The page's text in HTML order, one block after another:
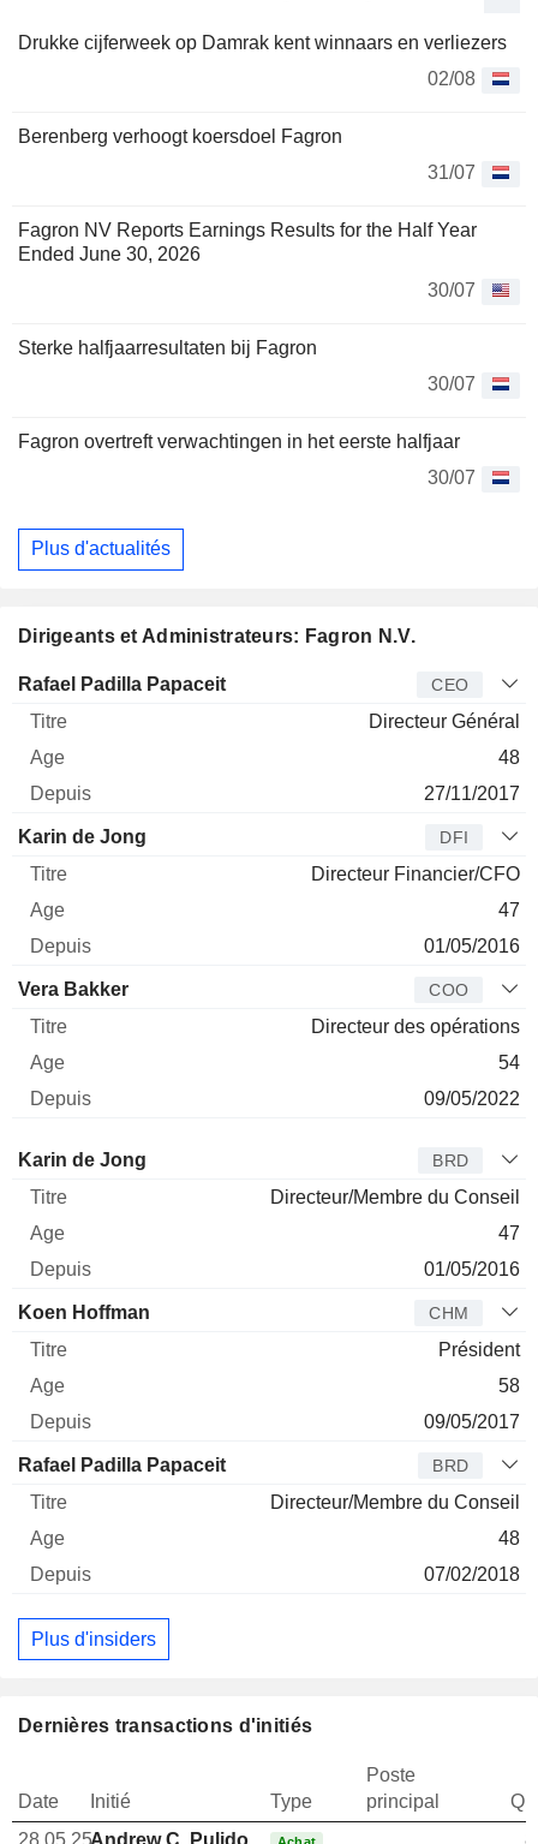
Drukke cijferweek op Damrak kent winnaars en verliezers
02/08
Berenberg verhoogt koersdoel Fagron
31/07
Fagron NV Reports Earnings Results for the Half Year
Ended June 30, 2026
30/07
Sterke halfjaarresultaten bij Fagron
30/07
Fagron overtreft verwachtingen in het eerste halfjaar
30/07
Plus d'actualités
Dirigeants et Administrateurs: Fagron N.V.
Dirigeant Titre Age Depuis
Rafael Padilla Papaceit CEO
Directeur Général
48
27/11/2017
Karin de Jong DFI
Directeur Financier/CFO
47
01/05/2016
Vera Bakker COO
Directeur des opérations
54
09/05/2022
Administrateur
Karin de Jong BRD
Directeur/Membre du Conseil
47
01/05/2016
Koen Hoffman CHM
Président
58
09/05/2017
Rafael Padilla Papaceit BRD
Directeur/Membre du Conseil
48
07/02/2018
Plus d'insiders
Dernières transactions d'initiés
Date Initié Type
Poste
principal